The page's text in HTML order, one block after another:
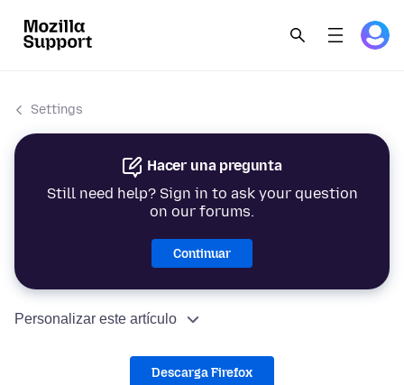
Settings
Hacer una pregunta
Still need help? Sign in to ask your question
on our forums.
Continuar
Personalizar este artículo
Descarga Firefox